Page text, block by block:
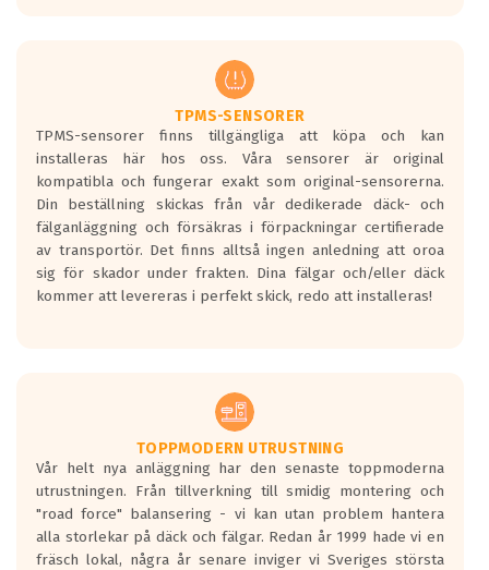
regelverket som introduceras år 2016.
Ett däck med två svarta vågor är redan
godkända för år 2016 nya regelverk.
Ett däck med en svart våg kommer vara
minst tre decibel tystare än det
regelverk som börjar gälla 2016.
TPMS-SENSORER
TPMS-sensorer finns tillgängliga att köpa och kan
installeras här hos oss. Våra sensorer är original
kompatibla och fungerar exakt som original-sensorerna.
Din beställning skickas från vår dedikerade däck- och
fälganläggning och försäkras i förpackningar certifierade
av transportör. Det finns alltså ingen anledning att oroa
sig för skador under frakten. Dina fälgar och/eller däck
kommer att levereras i perfekt skick, redo att installeras!
TOPPMODERN UTRUSTNING
Vår helt nya anläggning har den senaste toppmoderna
utrustningen. Från tillverkning till smidig montering och
"road force" balansering - vi kan utan problem hantera
alla storlekar på däck och fälgar. Redan år 1999 hade vi en
fräsch lokal, några år senare inviger vi Sveriges största